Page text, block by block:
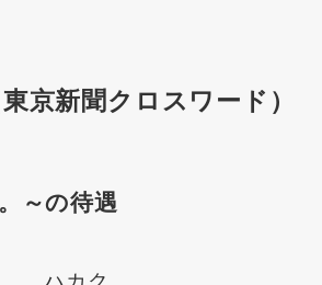
京新聞クロスワード）
～の待遇